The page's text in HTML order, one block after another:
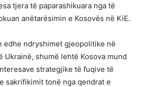
tjera të paparashikuara nga të
anëtarësimin e Kosovës në KiE.
edhe ndryshimet gjeopolitike në
Ukrainë, shumë lehtë Kosova mund
strategjike të fuqive të
sakrifikimit tonë nga qendrat e